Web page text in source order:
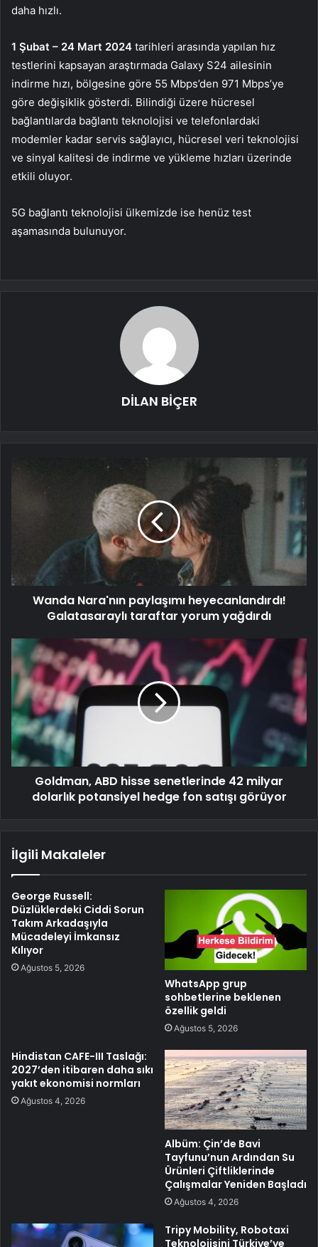
daha hızlı.
1 Şubat – 24 Mart 2024 tarihleri arasında yapılan hız
testlerini kapsayan araştırmada Galaxy S24 ailesinin
indirme hızı, bölgesine göre 55 Mbps’den 971 Mbps’ye
göre değişiklik gösterdi. Bilindiği üzere hücresel
bağlantılarda bağlantı teknolojisi ve telefonlardaki
modemler kadar servis sağlayıcı, hücresel veri teknolojisi
ve sinyal kalitesi de indirme ve yükleme hızları üzerinde
etkili oluyor.
5G bağlantı teknolojisi ülkemizde ise henüz test
aşamasında bulunuyor.
DİLAN BİÇER
Wanda Nara'nın paylaşımı heyecanlandırdı!
Galatasaraylı taraftar yorum yağdırdı
Goldman, ABD hisse senetlerinde 42 milyar
dolarlık potansiyel hedge fon satışı görüyor
İlgili Makaleler
George Russell:
Düzlüklerdeki Ciddi Sorun
Takım Arkadaşıyla
Mücadeleyi İmkansız
Kılıyor
Ağustos 5, 2026
WhatsApp grup
sohbetlerine beklenen
özellik geldi
Ağustos 5, 2026
Hindistan CAFE-III Taslağı:
2027’den itibaren daha sıkı
yakıt ekonomisi normları
Ağustos 4, 2026
Albüm: Çin’de Bavi
Tayfunu’nun Ardından Su
Ürünleri Çiftliklerinde
Çalışmalar Yeniden Başladı
Ağustos 4, 2026
Tripy Mobility, Robotaxi
Teknolojisini Türkiye’ye